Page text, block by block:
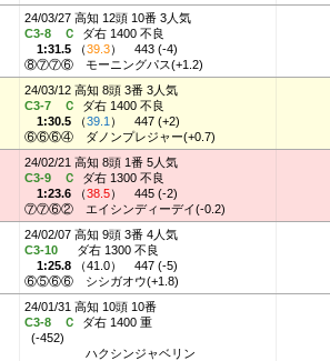
24/03/27 高知 12頭 10番 3人気
C3-8 Ｃ
ダ右 1400 不良
1:31.5 （39.3）
443 (-4)
⑧⑦⑦⑥
モーニングパス(+1.2)
24/03/12 高知 8頭 3番 3人気
C3-7 Ｃ
ダ右 1400 不良
1:30.5 （39.1 ）
447 (+2)
⑥⑥⑥④
ダノンプレジャー(+0.7)
24/02/21 高知 8頭 1番 5人気
C3-9 Ｃ
ダ右 1300 不良
1:23.6 （38.5）
445 (-2)
⑦⑦⑥②
エイシンディーデイ(-0.2)
24/02/07 高知 9頭 3番 4人気
C3-10
ダ右 1300 不良
1:25.8 （41.0）
447 (-5)
⑥⑤⑥⑥
シシガオウ(+1.8)
24/01/31 高知 10頭 10番
C3-8 Ｃ
ダ右 1400 重
(-452)
ハクシンジャベリン